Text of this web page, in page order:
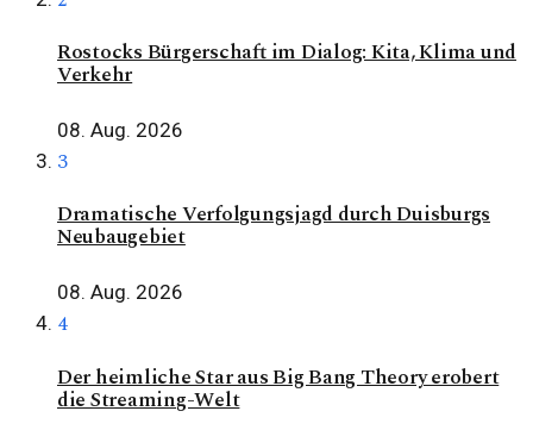
Rostocks Bürgerschaft im Dialog: Kita, Klima und
Verkehr
08. Aug. 2026
3
Dramatische Verfolgungsjagd durch Duisburgs
Neubaugebiet
08. Aug. 2026
4
Der heimliche Star aus Big Bang Theory erobert
die Streaming-Welt